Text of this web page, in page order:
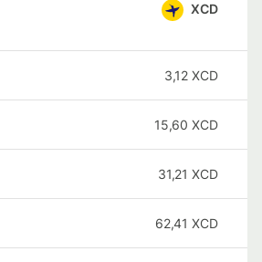
XCD
3,12 XCD
15,60 XCD
31,21 XCD
62,41 XCD